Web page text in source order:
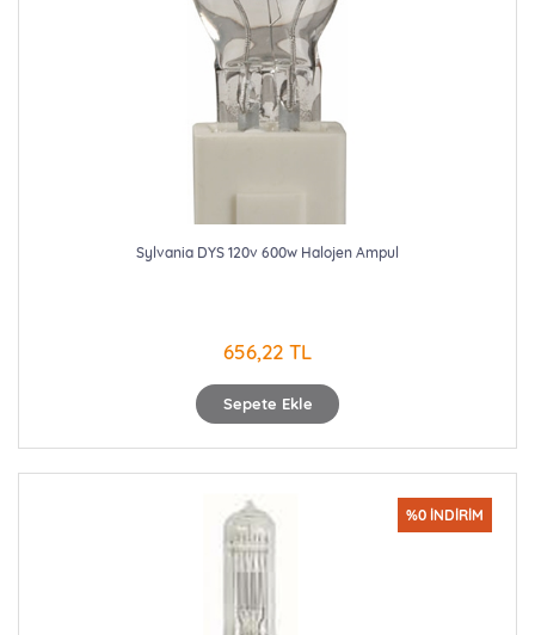
Sepete Ekle
Sylvania DYS 120v 600w Halojen Ampul
656,22 TL
%0 İNDİRİM